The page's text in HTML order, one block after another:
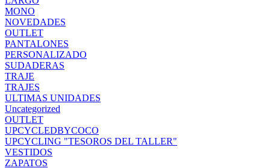
MONO
NOVEDADES
OUTLET
PANTALONES
PERSONALIZADO
SUDADERAS
TRAJE
TRAJES
ULTIMAS UNIDADES
Uncategorized
OUTLET
UPCYCLEDBYCOCO
UPCYCLING "TESOROS DEL TALLER"
VESTIDOS
ZAPATOS